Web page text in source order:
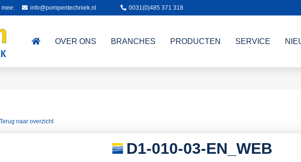
mee: info@pompentechniek.nl 0031(0)485 371 318
OVER ONS BRANCHES PRODUCTEN SERVICE
Terug naar overzicht
D1-010-03-EN_WEB